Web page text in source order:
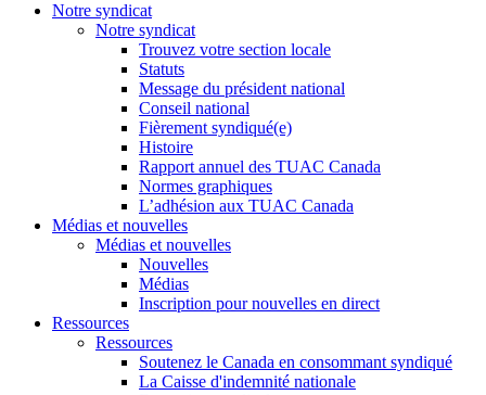
Notre syndicat
Notre syndicat
Trouvez votre section locale
Statuts
Message du président national
Conseil national
Fièrement syndiqué(e)
Histoire
Rapport annuel des TUAC Canada
Normes graphiques
L’adhésion aux TUAC Canada
Médias et nouvelles
Médias et nouvelles
Nouvelles
Médias
Inscription pour nouvelles en direct
Ressources
Ressources
Soutenez le Canada en consommant syndiqué
La Caisse d'indemnité nationale